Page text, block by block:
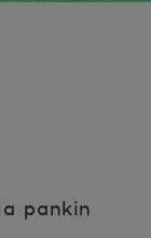
pankin